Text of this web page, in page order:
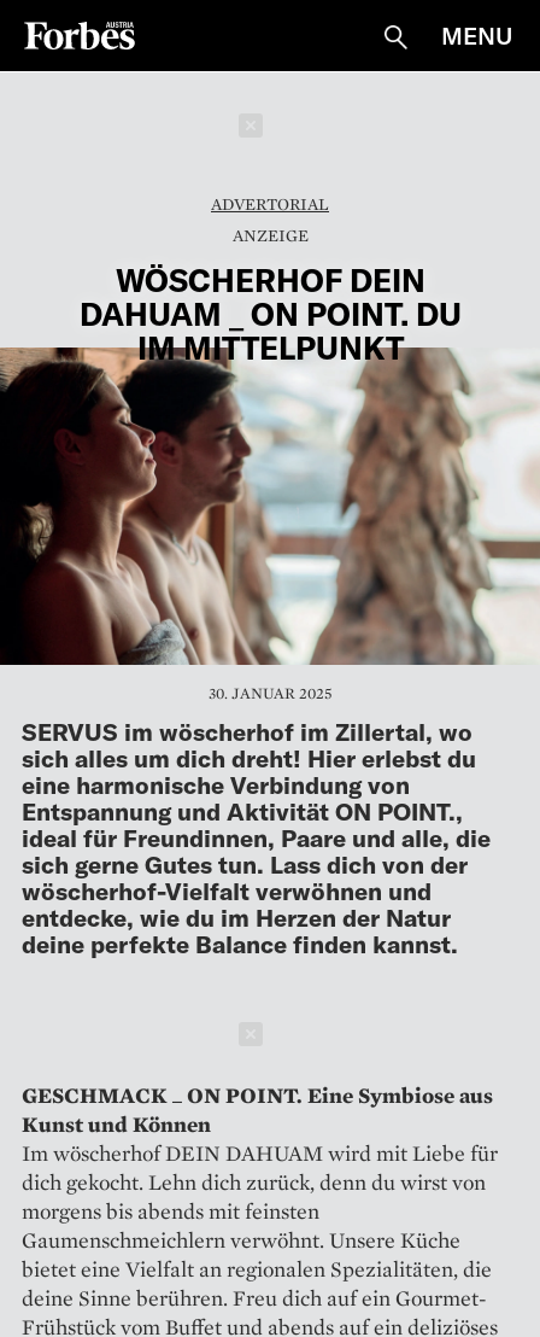
Suche
MENU
ADVERTORIAL
WÖSCHERHOF DEIN
DAHUAM _ ON POINT. DU
IM MITTELPUNKT
30. JANUAR 2025
SERVUS im wöscherhof im Zillertal, wo
sich alles um dich dreht! Hier erlebst du
eine harmonische Verbindung von
Entspannung und Aktivität ON POINT.,
ideal für Freundinnen, Paare und alle, die
sich gerne Gutes tun. Lass dich von der
wöscherhof-Vielfalt verwöhnen und
entdecke, wie du im Herzen der Natur
deine perfekte Balance finden kannst.
GESCHMACK _ ON POINT. Eine Symbiose aus
Kunst und Können
Im wöscherhof DEIN DAHUAM wird mit Liebe für
dich gekocht. Lehn dich zurück, denn du wirst von
morgens bis abends mit feinsten
Gaumenschmeichlern verwöhnt. Unsere Küche
bietet eine Vielfalt an regionalen Spezialitäten, die
deine Sinne berühren. Freu dich auf ein Gourmet-
Frühstück vom Buffet und abends auf ein deliziöses